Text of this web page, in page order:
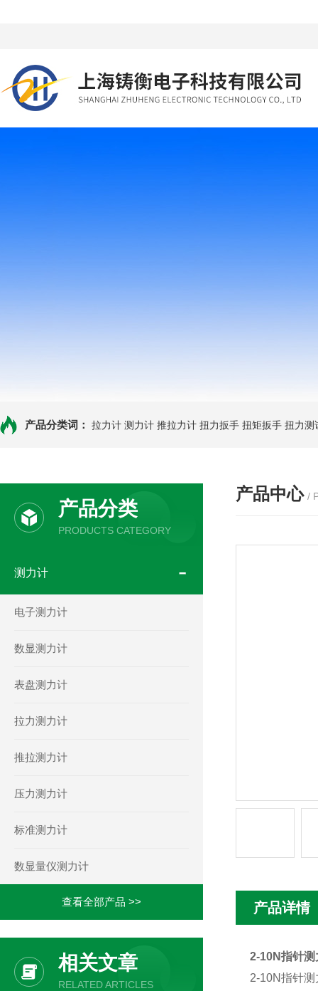
产品分类词： 拉力计 测力计 推拉力计 扭力扳手 扭矩扳手 扭力测
产品分类
PRODUCTS CATEGORY
测力计
电子测力计
数显测力计
表盘测力计
拉力测力计
推拉测力计
压力测力计
标准测力计
数显量仪测力计
查看全部产品 >>
相关文章
RELATED ARTICLES
产品中心 /
产品详情
2-10N指针
2-10N指针